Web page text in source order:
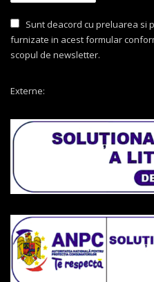
Sunt deacord cu preluarea si
furnizate in acest formular
scopul de newsletter.
Externe: